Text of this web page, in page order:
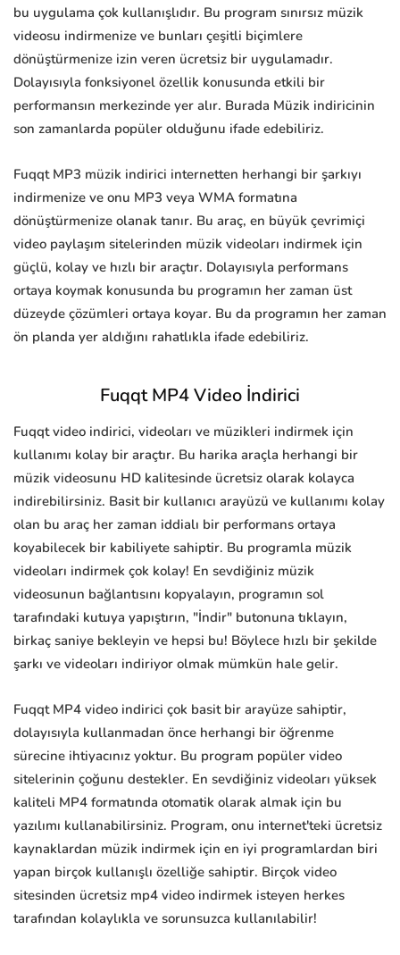
bu uygulama çok kullanışlıdır. Bu program sınırsız müzik
videosu indirmenize ve bunları çeşitli biçimlere
dönüştürmenize izin veren ücretsiz bir uygulamadır.
Dolayısıyla fonksiyonel özellik konusunda etkili bir
performansın merkezinde yer alır. Burada Müzik indiricinin
son zamanlarda popüler olduğunu ifade edebiliriz.
Fuqqt MP3 müzik indirici internetten herhangi bir şarkıyı
indirmenize ve onu MP3 veya WMA formatına
dönüştürmenize olanak tanır. Bu araç, en büyük çevrimiçi
video paylaşım sitelerinden müzik videoları indirmek için
güçlü, kolay ve hızlı bir araçtır. Dolayısıyla performans
ortaya koymak konusunda bu programın her zaman üst
düzeyde çözümleri ortaya koyar. Bu da programın her zaman
ön planda yer aldığını rahatlıkla ifade edebiliriz.
Fuqqt MP4 Video İndirici
Fuqqt video indirici, videoları ve müzikleri indirmek için
kullanımı kolay bir araçtır. Bu harika araçla herhangi bir
müzik videosunu HD kalitesinde ücretsiz olarak kolayca
indirebilirsiniz. Basit bir kullanıcı arayüzü ve kullanımı kolay
olan bu araç her zaman iddialı bir performans ortaya
koyabilecek bir kabiliyete sahiptir. Bu programla müzik
videoları indirmek çok kolay! En sevdiğiniz müzik
videosunun bağlantısını kopyalayın, programın sol
tarafındaki kutuya yapıştırın, "İndir" butonuna tıklayın,
birkaç saniye bekleyin ve hepsi bu! Böylece hızlı bir şekilde
şarkı ve videoları indiriyor olmak mümkün hale gelir.
Fuqqt MP4 video indirici çok basit bir arayüze sahiptir,
dolayısıyla kullanmadan önce herhangi bir öğrenme
sürecine ihtiyacınız yoktur. Bu program popüler video
sitelerinin çoğunu destekler. En sevdiğiniz videoları yüksek
kaliteli MP4 formatında otomatik olarak almak için bu
yazılımı kullanabilirsiniz. Program, onu internet'teki ücretsiz
kaynaklardan müzik indirmek için en iyi programlardan biri
yapan birçok kullanışlı özelliğe sahiptir. Birçok video
sitesinden ücretsiz mp4 video indirmek isteyen herkes
tarafından kolaylıkla ve sorunsuzca kullanılabilir!